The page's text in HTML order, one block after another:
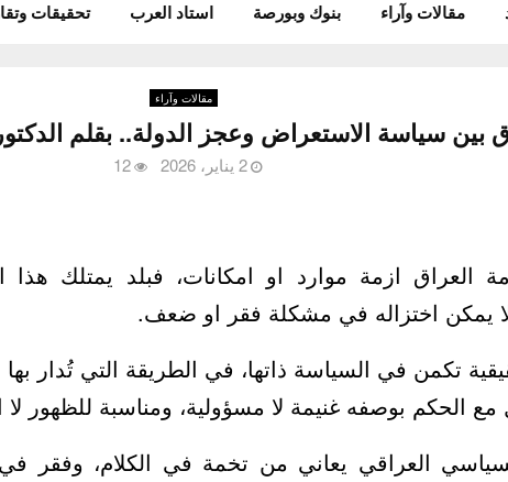
مقالات وآراء بنوك وبورصة استاد العرب تحقيقات
مقالات وآراء
بين سياسة الاستعراض وعجز الدولة.. بقلم
2 يناير، 2026 12
العراق ازمة موارد او امكانات، فبلد يمتلك هذا
لا يمكن اختزاله في مشكلة فقر او ضعف.
تكمن في السياسة ذاتها، في الطريقة التي تُدار
مع الحكم بوصفه غنيمة لا مسؤولية، ومناسبة للظهور لا
العراقي يعاني من تخمة في الكلام، وفقر في